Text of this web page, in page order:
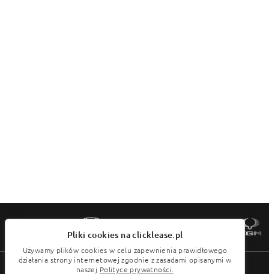
Menu
Pliki cookies na clicklease.pl
Używamy plików cookies w celu zapewnienia prawidłowego
działania strony internetowej zgodnie z zasadami opisanymi w
naszej Polityce prywatności.